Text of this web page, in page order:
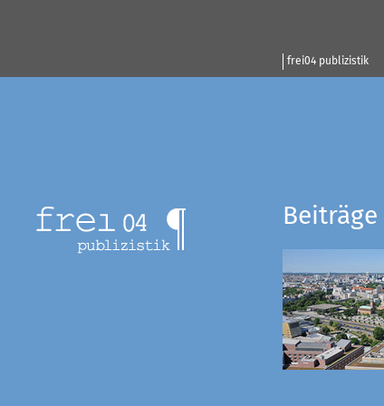
frei04 publizistik